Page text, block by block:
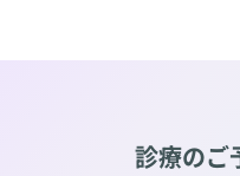
診療のご